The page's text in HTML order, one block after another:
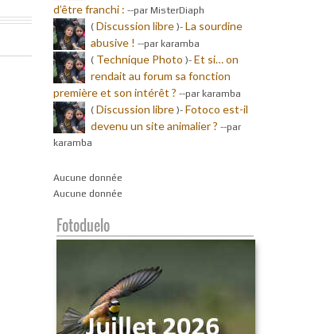
d’être franchi : --par MisterDiaph
( Discussion libre)- La sourdine
abusive ! --par karamba
( Technique Photo )- Et si… on
rendait au forum sa fonction
première et son intérêt ? --par karamba
( Discussion libre)- Fotoco est-il
devenu un site animalier ? --par
karamba
Aucune donnée
Aucune donnée
Fotoduelo